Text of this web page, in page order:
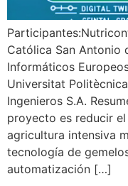
Católica San Antonio
Informáticos
Universitat
Ingenieros S.A.
proyecto es reducir
agricultura intensiva
tecnología de
automatización […]